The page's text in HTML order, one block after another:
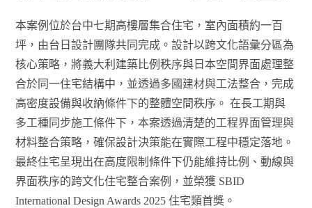
本案例位於台中七期高樓層集合住宅，室內面積約一百
坪，由台日設計團隊共同完成。設計以跨文化語彙分區為
核心策略，將義大利建築比例秩序與日本空間界面處理整
合於同一住宅結構中，並透過多國建材與工法整合，完成
高密度設備與收納條件下的整體空間秩序。 在長工期與
多工種同步施工條件下，本案透過清楚的工程界面管理與
材料整合策略，確保設計決策能在實際工程中穩定落地。
最終住宅呈現出在高度限制條件下仍能維持比例、動線與
界面秩序的跨文化住宅整合案例，並榮獲 SBID
International Design Awards 2025 住宅類首獎。